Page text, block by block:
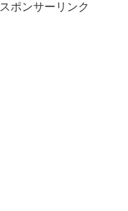
スポンサーリンク